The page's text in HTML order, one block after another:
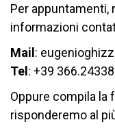
Per
informazioni
Mail :
Tel : +39
Oppure compila la
risponderemo al